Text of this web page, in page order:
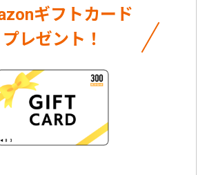
ギフトカード
プレゼント！